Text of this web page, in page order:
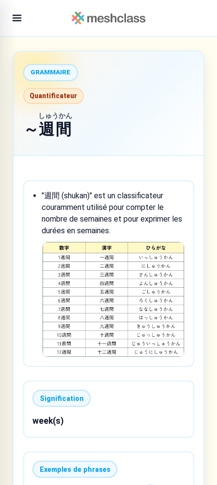
GRAMMAIRE
Quantificateur
～週間
しゅうかん
"週間 (shukan)" est un classificateur
couramment utilisé pour compter le
nombre de semaines et pour exprimer les
durées en semaines.
Signification
week(s)
Exemples de phrases